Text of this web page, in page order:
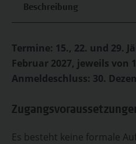
Beschreibung
Termine: 15., 22. und 29.
Februar 2027, jeweils von
Anmeldeschluss: 30.
Es besteht keine formale